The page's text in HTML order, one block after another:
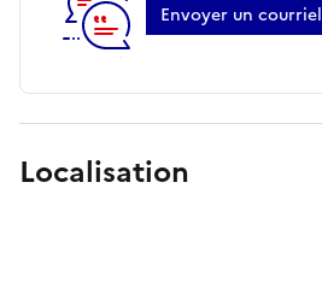
Envoyer un courriel
Localisation